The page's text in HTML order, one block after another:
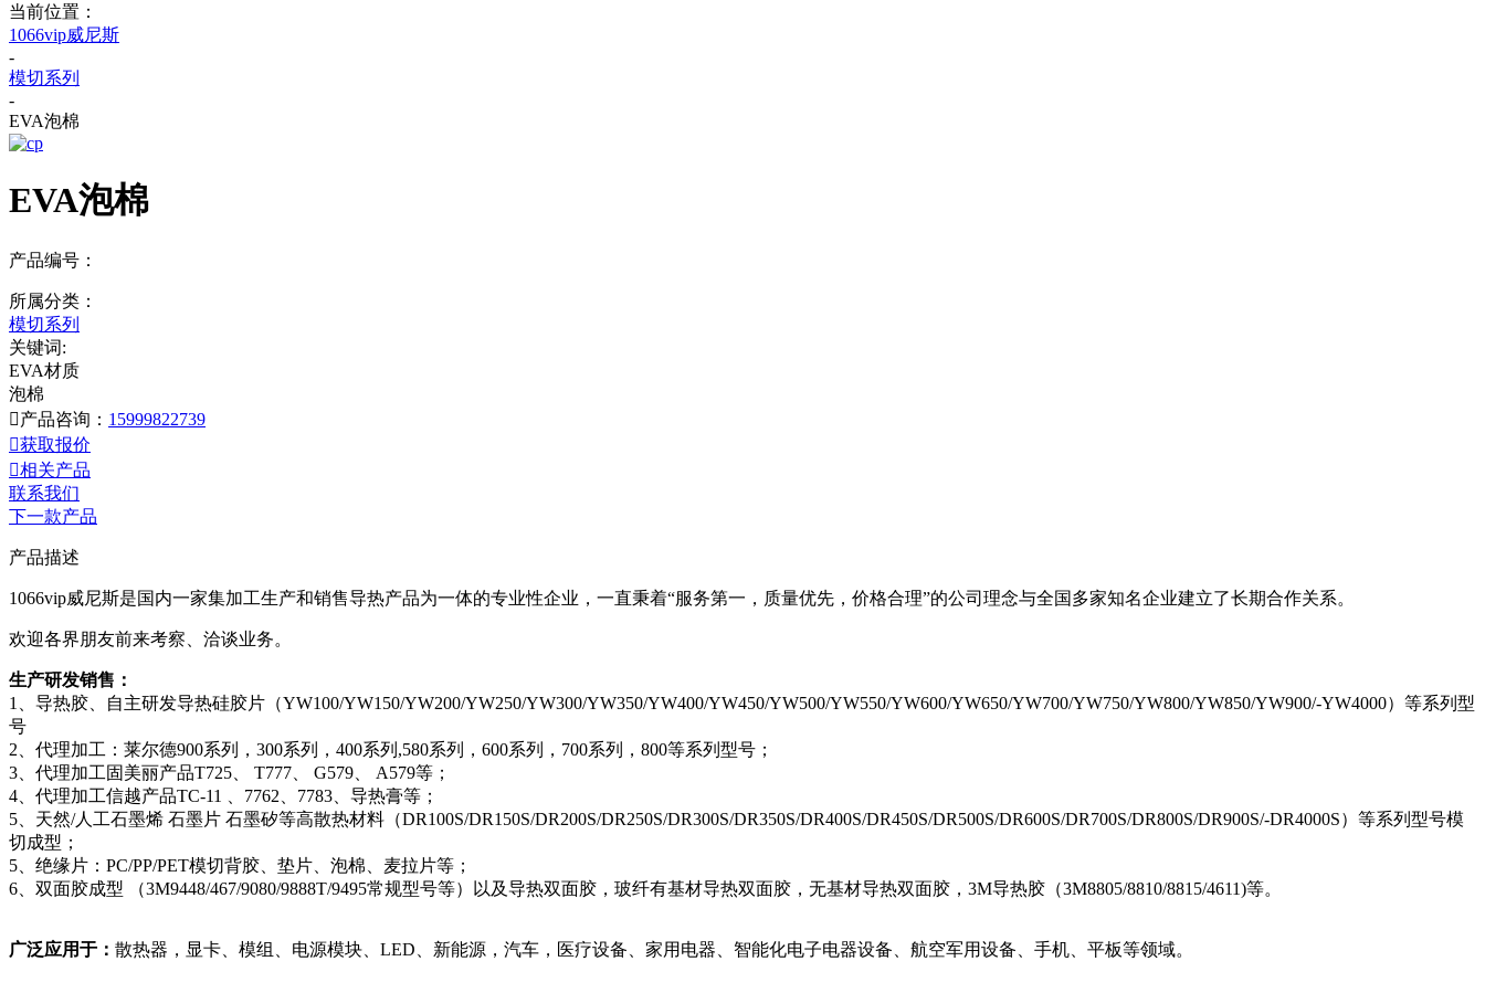
当前位置：
1066vip威尼斯
-
模切系列
-
EVA泡棉
EVA泡棉
产品编号：
所属分类：
模切系列
关键词:
EVA材质
泡棉
产品咨询： 15999822739
获取报价
相关产品
联系我们
下一款产品
产品描述
1066vip威尼斯是国内一家集加工生产和销售导热产品为一体的专业性企业，一直秉着“服务第一，质量优先，价格合理”的公司理念与全国多家知名企业建立了长期合作关系。
欢迎各界朋友前来考察、洽谈业务。
生产研发销售：
1、导热胶、自主研发导热硅胶片（YW100/YW150/YW200/YW250/YW300/YW350/YW400/YW450/YW500/YW550/YW600/YW650/YW700/YW750/YW800/YW850/YW900/-YW4000）等系列型
号
2、代理加工：莱尔德900系列，300系列，400系列,580系列，600系列，700系列，800等系列型号；
3、代理加工固美丽产品T725、 T777、 G579、 A579等；
4、代理加工信越产品TC-11 、7762、7783、导热膏等；
5、天然/人工石墨烯 石墨片 石墨矽等高散热材料（DR100S/DR150S/DR200S/DR250S/DR300S/DR350S/DR400S/DR450S/DR500S/DR600S/DR700S/DR800S/DR900S/-DR4000S）等系列型号模
切成型；
5、绝缘片：PC/PP/PET模切背胶、垫片、泡棉、麦拉片等；
6、双面胶成型 （3M9448/467/9080/9888T/9495常规型号等）以及导热双面胶，玻纤有基材导热双面胶，无基材导热双面胶，3M导热胶（3M8805/8810/8815/4611)等。
广泛应用于： 散热器，显卡、模组、电源模块、LED、新能源，汽车，医疗设备、家用电器、智能化电子电器设备、航空军用设备、手机、平板等领域。